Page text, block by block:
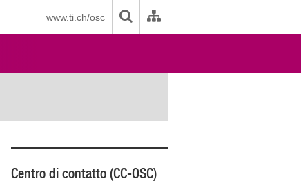
www.ti.ch/osc
Centro di contatto (CC-OSC)